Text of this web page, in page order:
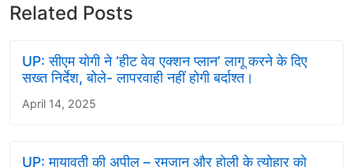
Related Posts
UP: सीएम योगी ने ‘हीट वेव एक्शन प्लान’ लागू करने के दिए
सख्त निर्देश, बोले- लापरवाही नहीं होगी बर्दाश्त।
April 14, 2025
UP: मायावती की अपील – रमजान और होली के त्योहार को